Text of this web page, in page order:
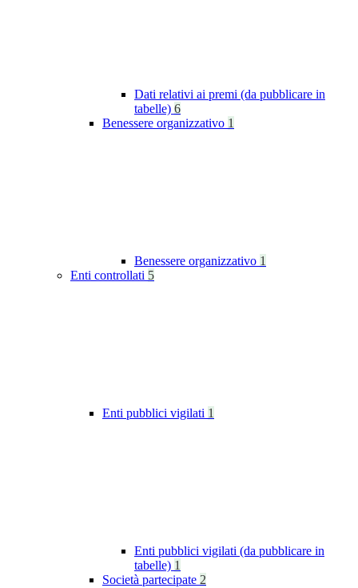
Dati relativi ai premi (da pubblicare in
tabelle) 6
Benessere organizzativo 1
Benessere organizzativo 1
Enti controllati 5
Enti pubblici vigilati 1
Enti pubblici vigilati (da pubblicare in
tabelle) 1
Società partecipate 2